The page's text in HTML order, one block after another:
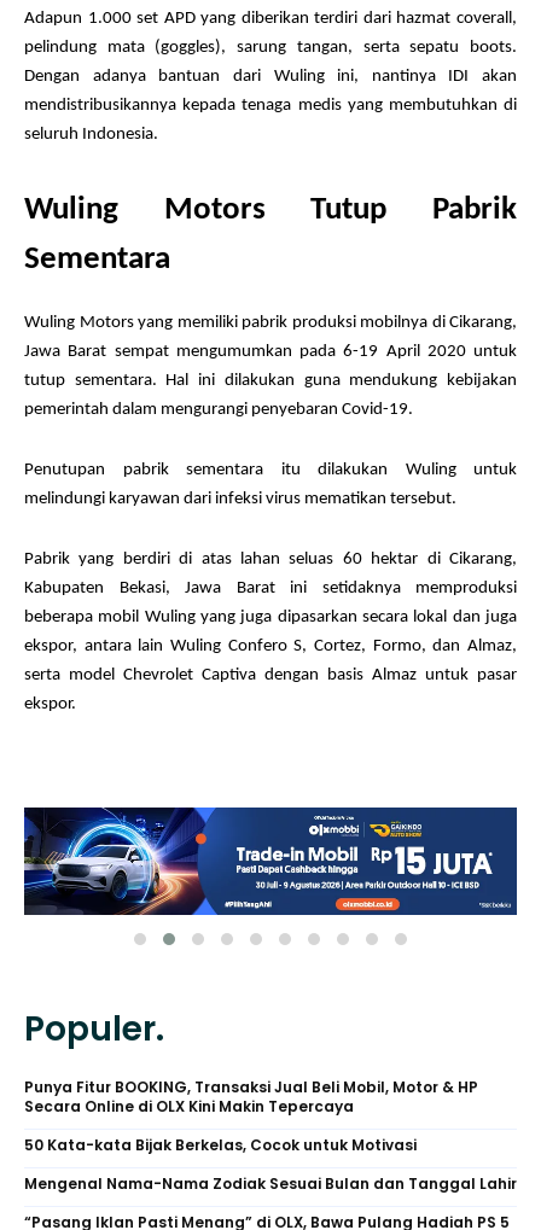
Adapun 1.000 set APD yang diberikan terdiri dari hazmat coverall,
pelindung mata (goggles), sarung tangan, serta sepatu boots.
Dengan adanya bantuan dari Wuling ini, nantinya IDI akan
mendistribusikannya kepada tenaga medis yang membutuhkan di
seluruh Indonesia.
Wuling Motors Tutup Pabrik
Sementara
Wuling Motors yang memiliki pabrik produksi mobilnya di Cikarang,
Jawa Barat sempat mengumumkan pada 6-19 April 2020 untuk
tutup sementara. Hal ini dilakukan guna mendukung kebijakan
pemerintah dalam mengurangi penyebaran Covid-19.
Penutupan pabrik sementara itu dilakukan Wuling untuk
melindungi karyawan dari infeksi virus mematikan tersebut.
Pabrik yang berdiri di atas lahan seluas 60 hektar di Cikarang,
Kabupaten Bekasi, Jawa Barat ini setidaknya memproduksi
beberapa mobil Wuling yang juga dipasarkan secara lokal dan juga
ekspor, antara lain Wuling Confero S, Cortez, Formo, dan Almaz,
serta model Chevrolet Captiva dengan basis Almaz untuk pasar
ekspor.
Populer.
Punya Fitur BOOKING, Transaksi Jual Beli Mobil, Motor & HP
Secara Online di OLX Kini Makin Tepercaya
50 Kata-kata Bijak Berkelas, Cocok untuk Motivasi
Mengenal Nama-Nama Zodiak Sesuai Bulan dan Tanggal Lahir
“Pasang Iklan Pasti Menang” di OLX, Bawa Pulang Hadiah PS 5